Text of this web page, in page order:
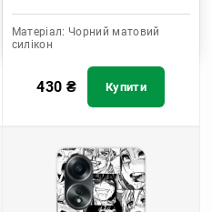
Матеріал: Чорний матовий
силікон
430 ₴ Купити